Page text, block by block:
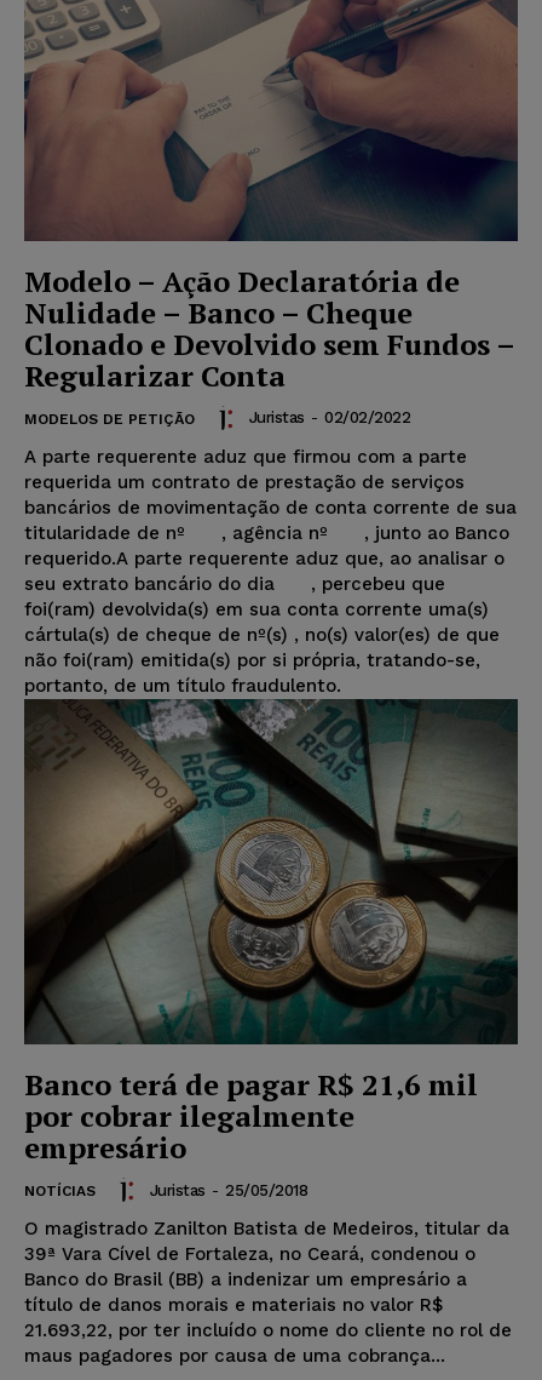
Modelo – Ação Declaratória de
Nulidade – Banco – Cheque
Clonado e Devolvido sem Fundos –
Regularizar Conta
MODELOS DE PETIÇÃO Juristas - 02/02/2022
A parte requerente aduz que firmou com a parte
requerida um contrato de prestação de serviços
bancários de movimentação de conta corrente de sua
titularidade de nº , agência nº , junto ao Banco
requerido.A parte requerente aduz que, ao analisar o
seu extrato bancário do dia , percebeu que
foi(ram) devolvida(s) em sua conta corrente uma(s)
cártula(s) de cheque de nº(s) , no(s) valor(es) de que
não foi(ram) emitida(s) por si própria, tratando-se,
portanto, de um título fraudulento.
Banco terá de pagar R$ 21,6 mil
por cobrar ilegalmente
empresário
NOTÍCIAS Juristas - 25/05/2018
O magistrado Zanilton Batista de Medeiros, titular da
39ª Vara Cível de Fortaleza, no Ceará, condenou o
Banco do Brasil (BB) a indenizar um empresário a
título de danos morais e materiais no valor R$
21.693,22, por ter incluído o nome do cliente no rol de
maus pagadores por causa de uma cobrança...